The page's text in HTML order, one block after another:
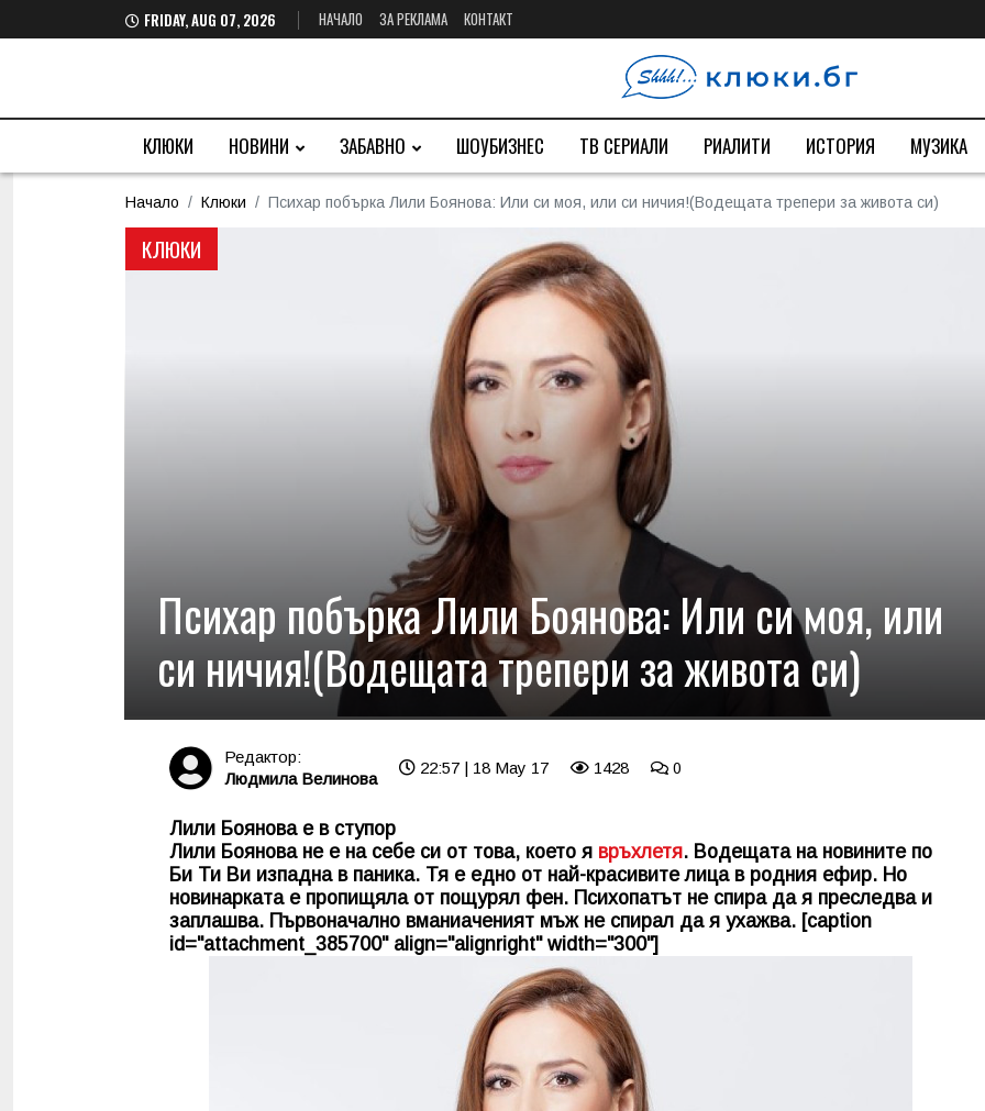
FRIDAY, AUG 07, 2026 НАЧАЛО ЗА РЕКЛАМА КОНТАКТ
КЛЮКИ НОВИНИ ЗАБАВНО ШОУБИЗНЕС ТВ СЕРИАЛИ РИАЛИТИ ИСТОРИЯ МУЗИКА
Начало Клюки Психар побърка Лили Боянова: Или си моя, или си ничия!(Водещата трепери за живота си)
КЛЮКИ
Психар побърка Лили Боянова: Или си моя, или
си ничия!(Водещата трепери за живота си)
Редактор:
Людмила Велинова
22:57 | 18 May 17 1428 0
Лили Боянова е в ступор
Лили Боянова не е на себе си от това, което я връхлетя. Водещата на новините по
Би Ти Ви изпадна в паника. Тя е едно от най-красивите лица в родния ефир. Но
новинарката е пропищяла от пощурял фен. Психопатът не спира да я преследва и
заплашва. Първоначално вманиаченият мъж не спирал да я ухажва. [caption
id="attachment_385700" align="alignright" width="300"]